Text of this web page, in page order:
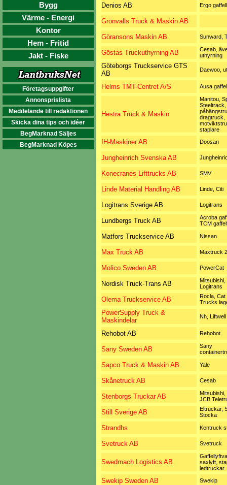
Bygg
Värme - Energi
Kontor
Hem - Fritid
Jakt - Fiske
Företagsuppgifter
Annonsprislista
Meddelande till redaktionen
Skicka dina tips och idéer
BegMarknad Säljes
BegMarknad Köpes
Denios AB Ergo
Grönvalls Truck & Maskin AB
Göransons Maskin AB Sunward,
Göstas Truckuthyrning AB
Cesab,
uthyrning
Göteborgs Truckservice GTS
AB
Daewoo,
Helms TMT-Centret A/S Ausa
Hestra Truck & Maskin
Manitou,
Steeltrack,
dragtruck,
staplare
IH-Maskiner AB Doosan
Jungheinrich Svenska AB
Konecranes Lifttrucks AB SMV
Linde Material Handling AB Linde, Citi
Logitrans Sverige AB Logitrans
Lundbergs Truck AB
Acroba
TCM
Matfors Truckservice AB Nissan
Max Truck AB Maxtruck
Molico Sweden AB PowerCat
Nordisk Truck-Trans AB
Mitsubishi,
Logitrans
Olema Truckservice AB
Rocla, Cat
Trucks
PowerSupply Truck &
Maskindelar
Nh, Liftwell
Rehobot AB Rehobot
Sany Sweden AB
Sany
Sapco Truck & Maskin AB Yale
Skånetruck AB Cesab
Stenborgs Truckar AB
Mitsubishi,
JCB
Still Sverige AB
Eltruckar,
Stocka
Strandhs Kentruck
Svetruck AB Svetruck
Swedmach Logistics AB
saxlyft,
ledtruckar
Swekip Sweden AB Swekip